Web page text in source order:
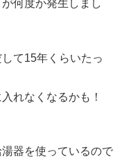
何度か発生しまし
て15年くらいたっ
入れなくなるかも！
器を使っているので